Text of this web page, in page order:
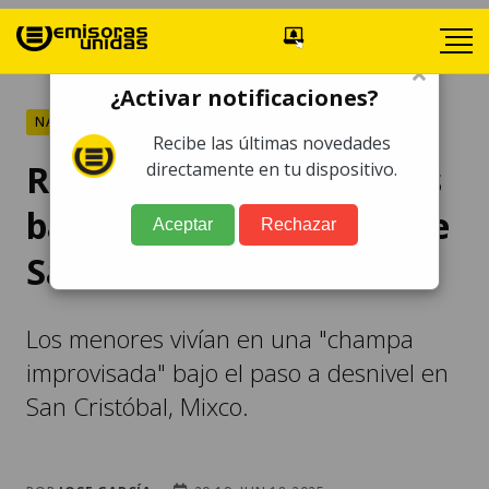
NACIONALES
Rescatan a tres menores
bajo el paso a desnivel de
San Cristóbal
Los menores vivían en una "champa
improvisada" bajo el paso a desnivel en
San Cristóbal, Mixco.
×
¿Activar notificaciones?
Recibe las últimas novedades
directamente en tu dispositivo.
Aceptar Rechazar